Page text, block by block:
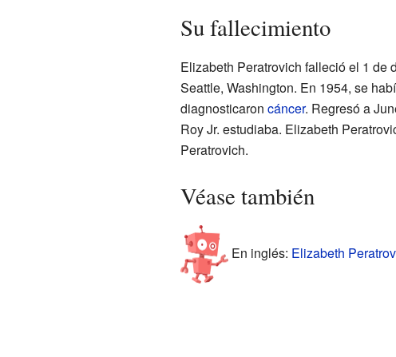
Su fallecimiento
Elizabeth Peratrovich falleció el 1 de
Seattle, Washington. En 1954, se
diagnosticaron cáncer. Regresó a
Roy Jr. estudiaba. Elizabeth
Peratrovich.
Véase también
En inglés: Elizabeth